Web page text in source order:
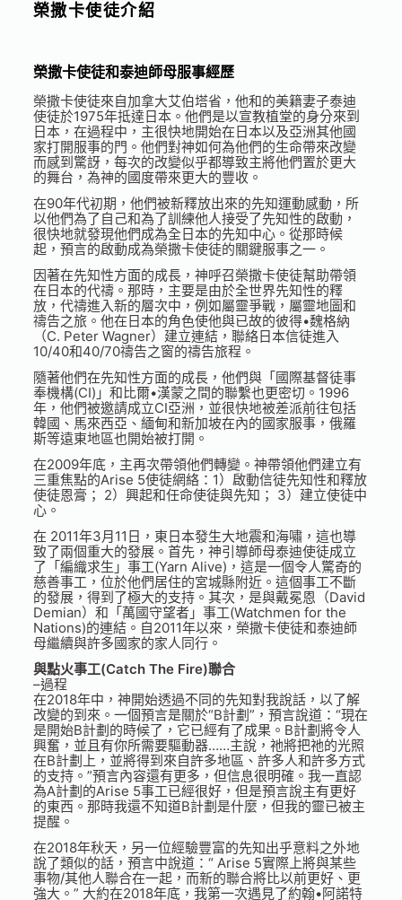
榮撒卡使徒介紹
榮撒卡使徒和泰迪師母服事經歷
榮撒卡使徒來自加拿大艾伯塔省，他和的美籍妻子泰迪
使徒於1975年抵達日本。他們是以宣教植堂的身分來到
日本，在過程中，主很快地開始在日本以及亞洲其他國
家打開服事的門。他們對神如何為他們的生命帶來改變
而感到驚訝，每次的改變似乎都導致主將他們置於更大
的舞台，為神的國度帶來更大的豐收。
在90年代初期，他們被新釋放出來的先知運動感動，所
以他們為了自己和為了訓練他人接受了先知性的啟動，
很快地就發現他們成為全日本的先知中心。從那時候
起，預言的啟動成為榮撒卡使徒的關鍵服事之一。
因著在先知性方面的成長，神呼召榮撒卡使徒幫助帶領
在日本的代禱。那時，主要是由於全世界先知性的釋
放，代禱進入新的層次中，例如屬靈爭戰，屬靈地圖和
禱告之旅。他在日本的角色使他與已故的彼得•魏格納
（C. Peter Wagner）建立連結，聯絡日本信徒進入
10/40和40/70禱告之窗的禱告旅程。
隨著他們在先知性方面的成長，他們與「國際基督徒事
奉機構(CI)」和比爾•漢蒙之間的聯繫也更密切。1996
年，他們被邀請成立CI亞洲，並很快地被差派前往包括
韓國、馬來西亞、緬甸和新加坡在內的國家服事，俄羅
斯等遠東地區也開始被打開。
在2009年底，主再次帶領他們轉變。神帶領他們建立有
三重焦點的Arise 5使徒網絡：1）啟動信徒先知性和釋放
使徒恩膏； 2）興起和任命使徒與先知； 3）建立使徒中
心。
在 2011年3月11日，東日本發生大地震和海嘯，這也導
致了兩個重大的發展。首先，神引導師母泰迪使徒成立
了「編織求生」事工(Yarn Alive)，這是一個令人驚奇的
慈善事工，位於他們居住的宮城縣附近。這個事工不斷
的發展，得到了極大的支持。其次，是與戴冕恩（David
Demian）和「萬國守望者」事工(Watchmen for the
Nations)的連結。自2011年以來，榮撒卡使徒和泰迪師
母繼續與許多國家的家人同行。
與點火事工(Catch The Fire)聯合
–過程
在2018年中，神開始透過不同的先知對我說話，以了解
改變的到來。一個預言是關於“B計劃”，預言說道：“現在
是開始B計劃的時候了，它已經有了成果。B計劃將令人
興奮，並且有你所需要驅動器……主說，祂將把祂的光照
在B計劃上，並將得到來自許多地區、許多人和許多方式
的支持。”預言內容還有更多，但信息很明確。我一直認
為A計劃的Arise 5事工已經很好，但是預言說主有更好
的東西。那時我還不知道B計劃是什麼，但我的靈已被主
提醒。
在2018年秋天，另一位經驗豐富的先知出乎意料之外地
說了類似的話，預言中說道：“ Arise 5實際上將與某些
事物/其他人聯合在一起，而新的聯合將比以前更好、更
強大。” 大約在2018年底，我第一次遇見了約翰•阿諾特